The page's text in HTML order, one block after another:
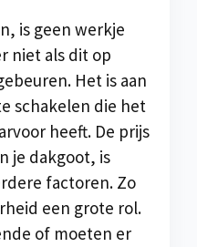
is geen werkje
niet als dit op
Het is aan
schakelen die het
heeft. De prijs
je dakgoot, is
factoren. Zo
een grote rol.
of moeten er